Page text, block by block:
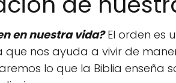
en nuestra vida?El orden es
nos ayuda a vivir de
lo que la Biblia enseña